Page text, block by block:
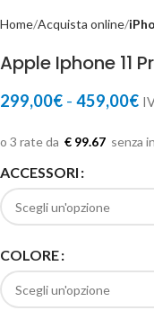
Home Acquista online
Apple Iphone 11
299,00€ - 459,00€
€ 99.67
ACCESSORI
COLORE